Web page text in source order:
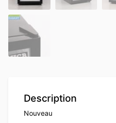
Description
Nouveau